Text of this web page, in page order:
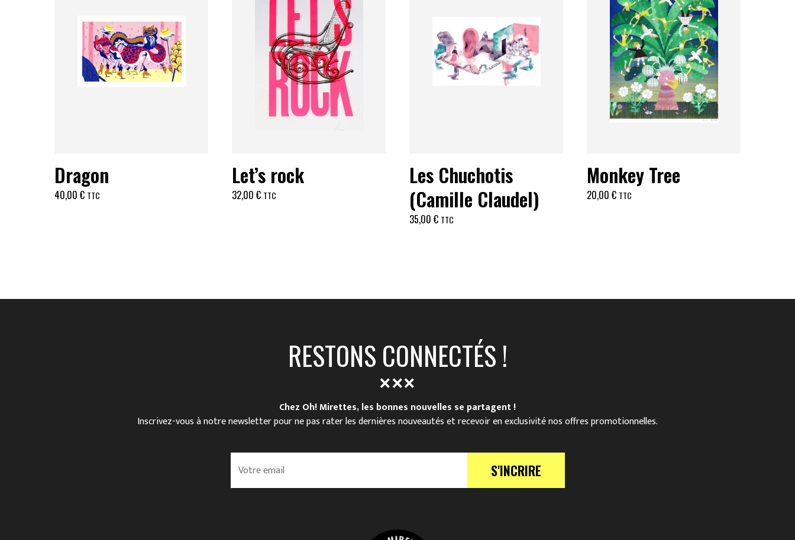
Dragon
40,00 € TTC
Let’s rock
32,00 € TTC
Les Chuchotis
(Camille Claudel)
35,00 € TTC
Monkey Tree
20,00 € TTC
RESTONS CONNECTÉS !
Chez Oh! Mirettes, les bonnes nouvelles se partagent !
Inscrivez-vous à notre newsletter pour ne pas rater les dernières nouveautés et recevoir en exclusivité nos offres promotionnelles.
V
r
S'INCRIRE